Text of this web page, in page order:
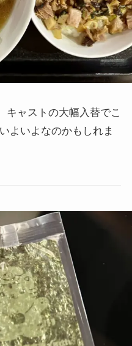
キャストの大幅入替でこ
よいよなのかもしれま